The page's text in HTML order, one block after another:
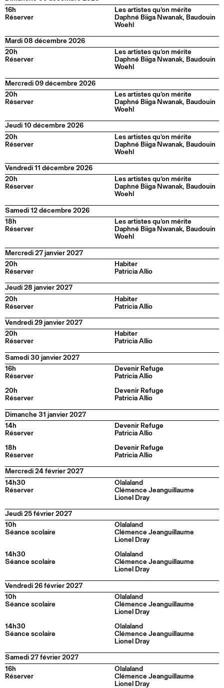
16h
Réserver
Les artistes qu’on mérite
Daphné Biiga Nwanak, Baudouin
Woehl
Mardi 08 décembre 2026
20h
Réserver
Les artistes qu’on mérite
Daphné Biiga Nwanak, Baudouin
Woehl
Mercredi 09 décembre 2026
20h
Réserver
Les artistes qu’on mérite
Daphné Biiga Nwanak, Baudouin
Woehl
Jeudi 10 décembre 2026
20h
Réserver
Les artistes qu’on mérite
Daphné Biiga Nwanak, Baudouin
Woehl
Vendredi 11 décembre 2026
20h
Réserver
Les artistes qu’on mérite
Daphné Biiga Nwanak, Baudouin
Woehl
Samedi 12 décembre 2026
18h
Réserver
Les artistes qu’on mérite
Daphné Biiga Nwanak, Baudouin
Woehl
Mercredi 27 janvier 2027
20h
Réserver
Habiter
Patricia Allio
Jeudi 28 janvier 2027
20h
Réserver
Habiter
Patricia Allio
Vendredi 29 janvier 2027
20h
Réserver
Habiter
Patricia Allio
Samedi 30 janvier 2027
16h
Réserver
Devenir Refuge
Patricia Allio
20h
Réserver
Devenir Refuge
Patricia Allio
Dimanche 31 janvier 2027
14h
Réserver
Devenir Refuge
Patricia Allio
18h
Réserver
Devenir Refuge
Patricia Allio
Mercredi 24 février 2027
14h30
Réserver
Olalaland
Clémence Jeanguillaume
Lionel Dray
Jeudi 25 février 2027
10h
Séance scolaire
Olalaland
Clémence Jeanguillaume
Lionel Dray
14h30
Séance scolaire
Olalaland
Clémence Jeanguillaume
Lionel Dray
Vendredi 26 février 2027
10h
Séance scolaire
Olalaland
Clémence Jeanguillaume
Lionel Dray
14h30
Séance scolaire
Olalaland
Clémence Jeanguillaume
Lionel Dray
Samedi 27 février 2027
16h
Réserver
Olalaland
Clémence Jeanguillaume
Lionel Dray